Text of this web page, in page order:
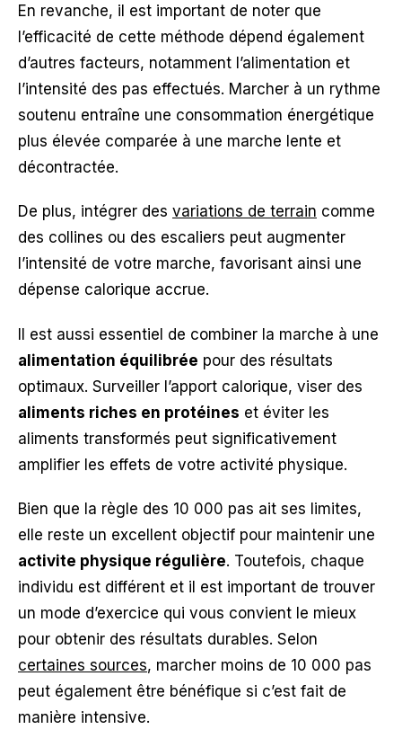
En revanche, il est important de noter que
l’efficacité de cette méthode dépend également
d’autres facteurs, notamment l’alimentation et
l’intensité des pas effectués. Marcher à un rythme
soutenu entraîne une consommation énergétique
plus élevée comparée à une marche lente et
décontractée.
De plus, intégrer des variations de terrain comme
des collines ou des escaliers peut augmenter
l’intensité de votre marche, favorisant ainsi une
dépense calorique accrue.
Il est aussi essentiel de combiner la marche à une
alimentation équilibrée pour des résultats
optimaux. Surveiller l’apport calorique, viser des
aliments riches en protéines et éviter les
aliments transformés peut significativement
amplifier les effets de votre activité physique.
Bien que la règle des 10 000 pas ait ses limites,
elle reste un excellent objectif pour maintenir une
activite physique régulière. Toutefois, chaque
individu est différent et il est important de trouver
un mode d’exercice qui vous convient le mieux
pour obtenir des résultats durables. Selon
certaines sources, marcher moins de 10 000 pas
peut également être bénéfique si c’est fait de
manière intensive.